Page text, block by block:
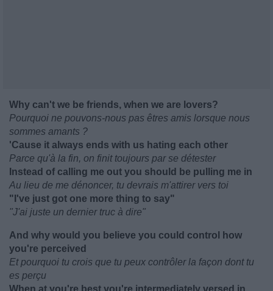
Why can't we be friends, when we are lovers?
Pourquoi ne pouvons-nous pas êtres amis lorsque nous
sommes amants ?
'Cause it always ends with us hating each other
Parce qu'à la fin, on finit toujours par se détester
Instead of calling me out you should be pulling me in
Au lieu de me dénoncer, tu devrais m'attirer vers toi
"I've just got one more thing to say"
"J'ai juste un dernier truc à dire"
And why would you believe you could control how
you're perceived
Et pourquoi tu crois que tu peux contrôler la façon dont tu
es perçu
When at you're best you're intermediately versed in